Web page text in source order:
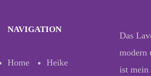
NAVIGATION
Home
Heike
Das
modern
ist mein